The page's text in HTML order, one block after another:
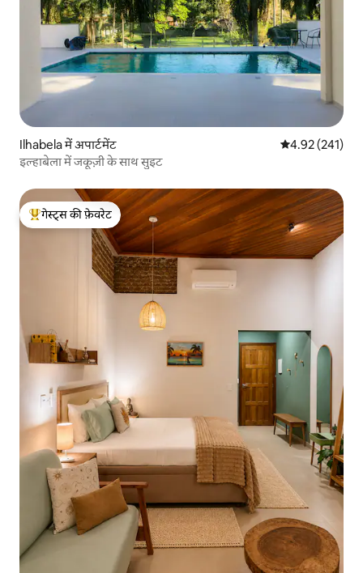
Ilhabela में अपार्टमेंट औसत रेटिंग 5 में से
4.92 (241)
इल्हाबेला में जकूज़ी के साथ सुइट
गेस्ट्स का टॉप फ़ेवरेट
गेस्ट्स की फ़ेवरेट